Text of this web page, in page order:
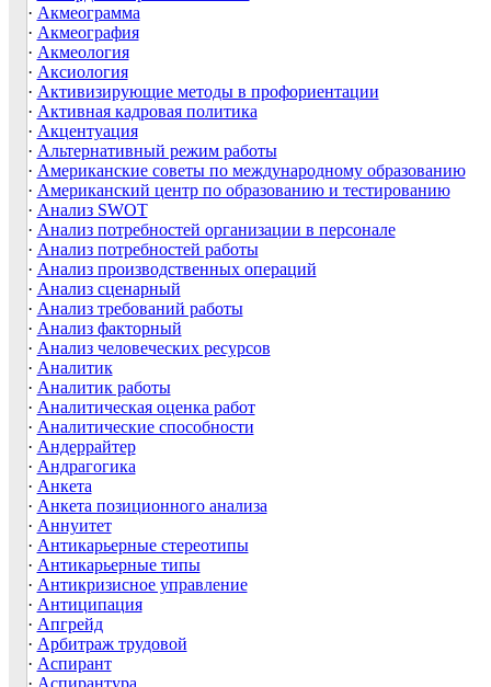
· Акмеограмма
· Акмеография
· Акмеология
· Аксиология
· Активизирующие методы в профориентации
· Активная кадровая политика
· Акцентуация
· Альтернативный режим работы
· Американские советы по международному образованию
· Американский центр по образованию и тестированию
· Анализ SWOT
· Анализ потребностей организации в персонале
· Анализ потребностей работы
· Анализ производственных операций
· Анализ сценарный
· Анализ требований работы
· Анализ факторный
· Анализ человеческих ресурсов
· Аналитик
· Аналитик работы
· Аналитическая оценка работ
· Аналитические способности
· Андеррайтер
· Андрагогика
· Анкета
· Анкета позиционного анализа
· Аннуитет
· Антикарьерные стереотипы
· Антикарьерные типы
· Антикризисное управление
· Антиципация
· Апгрейд
· Арбитраж трудовой
· Аспирант